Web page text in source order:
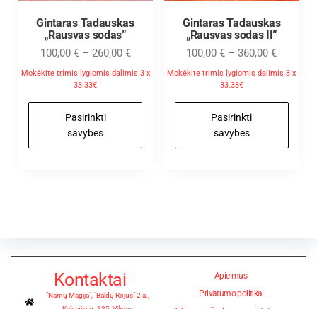
Gintaras Tadauskas
„Rausvas sodas”
100,00 € – 260,00 €
Mokėkite trimis lygiomis dalimis 3 x
33.33€
Pasirinkti
savybes
Gintaras Tadauskas
„Rausvas sodas II”
100,00€ – 360,00€
Mokėkite trimis lygiomis dalimis 3 x
33.33€
Pasirinkti
savybes
Kontaktai
"Namų Magija", "Baldų Rojus" 2 a.,
Apie mus
Privatumo politika